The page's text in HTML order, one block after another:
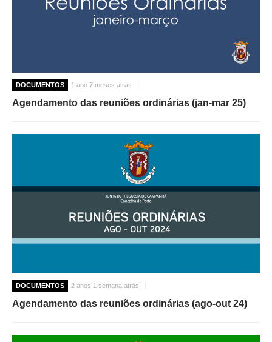
DOCUMENTOS 1 ano 7 meses atrás
Agendamento das reuniões ordinárias (jan-mar 25)
DOCUMENTOS 2 anos 1 semana atrás
Agendamento das reuniões ordinárias (ago-out 24)